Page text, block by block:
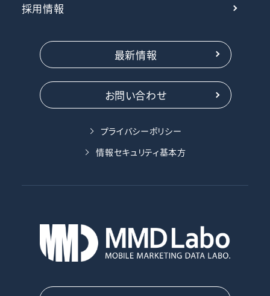
採用情報
最新情報
お問い合わせ
プライバシーポリシー
情報セキュリティ基本方